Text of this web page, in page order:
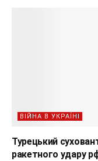
ВІЙНА В УКРАЇНІ
Турецький
ракетного удару